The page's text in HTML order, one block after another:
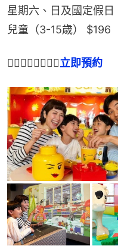
星期六、日及國定假日
兒童（3-15歳） $196
👉🏻👉🏻👉🏻👉🏻立即預約